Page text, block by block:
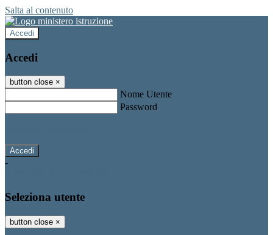
Salta al contenuto
Accedi
Accedi
button close ×
Nome Utente
Password
-
Seleziona utente
button close ×